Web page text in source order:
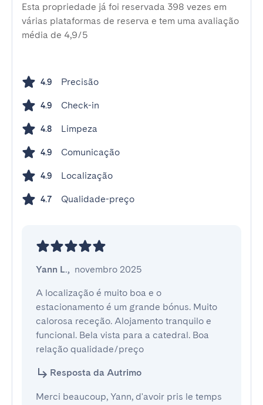
Esta propriedade já foi reservada 398 vezes em
várias plataformas de reserva e tem uma avaliação
média de 4,9/5
4.9 Precisão
4.9 Check-in
4.8 Limpeza
4.9 Comunicação
4.9 Localização
4.7 Qualidade-preço
Yann L., novembro 2025
A localização é muito boa e o
estacionamento é um grande bónus. Muito
calorosa receção. Alojamento tranquilo e
funcional. Bela vista para a catedral. Boa
relação qualidade/preço
Resposta da Autrimo
Merci beaucoup, Yann, d'avoir pris le temps